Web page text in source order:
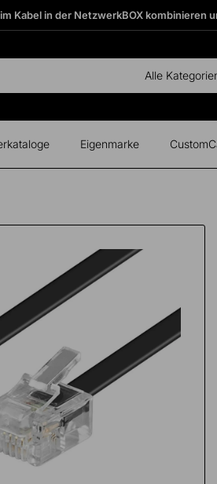
Kabel in der NetzwerkBOX kombinieren
Alle
Eigenmarke